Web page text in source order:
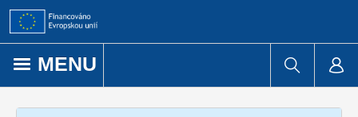
Přejít k obsahu
MENU